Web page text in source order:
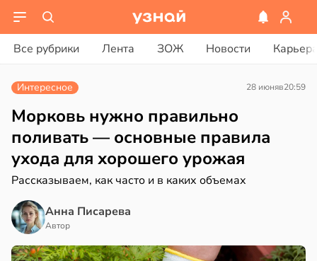
Все рубрики Лента ЗОЖ Новости
в19:49
Интересное 28 июняв20:59
Морковь нужно правильно
поливать — основные правила
ухода для хорошего урожая
Рассказываем, как часто и в каких объемах
Анна Писарева
Автор
19:27